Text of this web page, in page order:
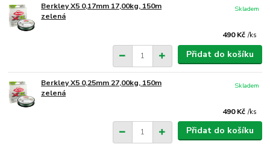
Berkley X5 0,17mm 17,00kg, 150m
zelená
490 Kč /ks
Skladem
Přidat do košíku
Berkley X5 0,25mm 27,00kg, 150m
zelená
490 Kč /ks
Skladem
Přidat do košíku